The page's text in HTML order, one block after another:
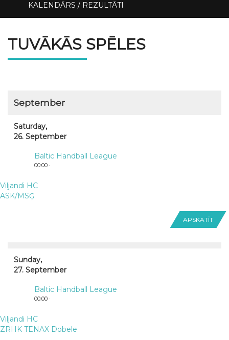
KALENDĀRS / REZULTĀTI
TUVĀKĀS SPĒLES
September
Saturday,
26. September
Baltic Handball League
00:00 ·
Viljandi HC
ASK/MSĢ
APSKATĪT
Sunday,
27. September
Baltic Handball League
00:00 ·
Viljandi HC
ZRHK TENAX Dobele